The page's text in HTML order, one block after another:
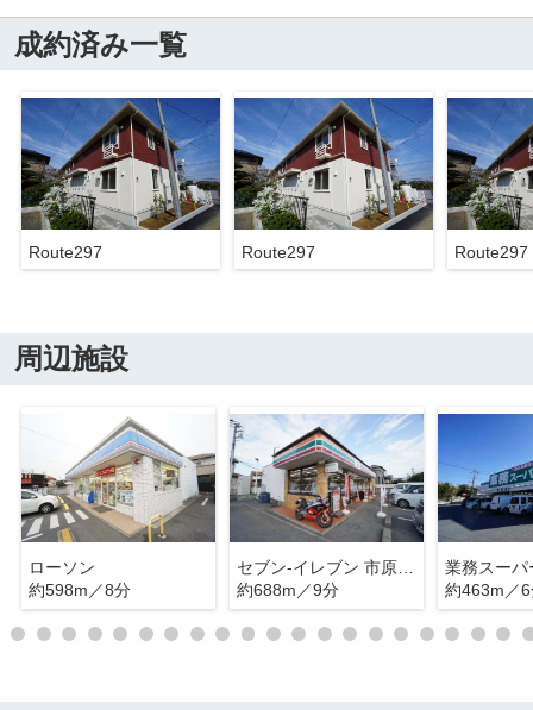
成約済み一覧
Route297 Route297 Route297
周辺施設
ローソン
約598m／8分
セブン‐イレブン 市原郡本店
約688m／9分
業務スーパ
約463m／